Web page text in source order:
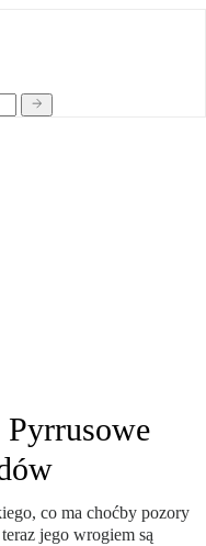
Pyrrusowe
co ma choćby pozory
jego wrogiem są